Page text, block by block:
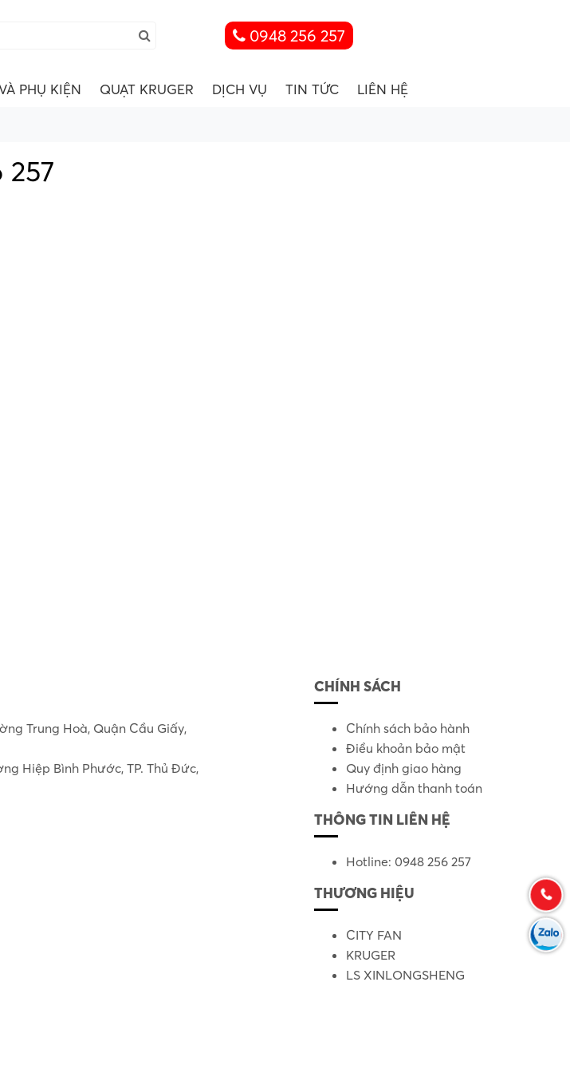
0948 256 257
PHỤ KIỆN QUẠT KRUGER DỊCH VỤ TIN TỨC LIÊN HỆ
Trung Hoà, Quận Cầu Giấy,
Hiệp Bình Phước, TP. Thủ Đức,
CHÍNH SÁCH
Chính sách bảo hành
Điều khoản bảo mật
Quy định giao hàng
Hướng dẫn thanh toán
THÔNG TIN LIÊN HỆ
Hotline: 0948 256 257
THƯƠNG HIỆU
CITY FAN
KRUGER
LS XINLONGSHENG